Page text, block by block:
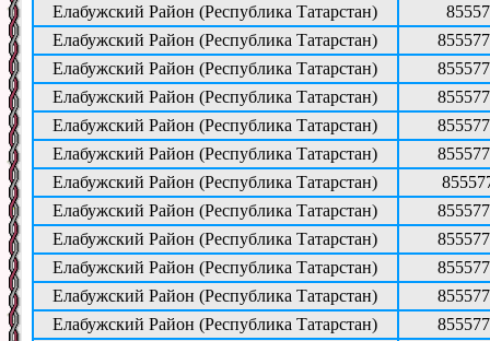
Елабужский Район (Республика Татарстан)
Елабужский Район (Республика Татарстан)
Елабужский Район (Республика Татарстан)
Елабужский Район (Республика Татарстан)
Елабужский Район (Республика Татарстан)
Елабужский Район (Республика Татарстан)
Елабужский Район (Республика Татарстан)
Елабужский Район (Республика Татарстан)
Елабужский Район (Республика Татарстан)
Елабужский Район (Республика Татарстан)
Елабужский Район (Республика Татарстан)
Елабужский Район (Республика Татарстан)